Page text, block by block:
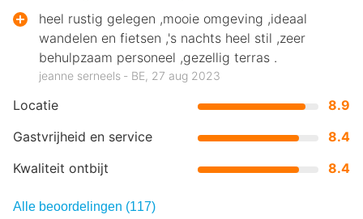
Locatie
8.9
Gastvrijheid en service
8.4
Kwaliteit ontbijt
8.4
heel rustig gelegen ,mooie omgeving ,ideaal
wandelen en fietsen ,'s nachts heel stil ,zeer
behulpzaam personeel ,gezellig terras .
jeanne serneels ‐ BE, 27 aug 2023
Alle beoordelingen (117)